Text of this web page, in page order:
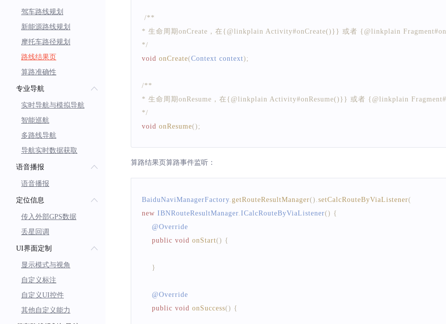
驾车路线规划
新能源路线规划
摩托车路径规划
路线结果页
算路准确性
专业导航
实时导航与模拟导航
智能巡航
多路线导航
导航实时数据获取
语音播报
语音播报
定位信息
传入外部GPS数据
丢星回调
UI界面定制
显示模式与视角
自定义标注
自定义UI控件
其他自定义能力
/**
* 生命周期onCreate，在{@linkplain Activity#onCreate()}} 或者 {@linkplain
*/
void onCreate(Context context) ;
/**
* 生命周期onResume，在{@linkplain Activity#onResume()}} 或者 {@linkplain
*/
void onResume() ;
* 生命周期onPause，在{@linkplain Activity#onPause()}} 或者 {@linkplain
*/
算路结果页算路事件监听：
BaiduNaviManagerFactory getRouteResultManager() setCalcRouteByViaListener(
new IBNRouteResultManager ICalcRouteByViaListener() {
    @
Override
public void onStart() {
}
    @
Override
public void onSuccess() {